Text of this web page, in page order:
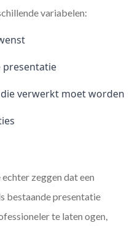
variabelen:
presentatie
verwerkt moet worden
zeggen dat een
bestaande presentatie
te laten ogen,